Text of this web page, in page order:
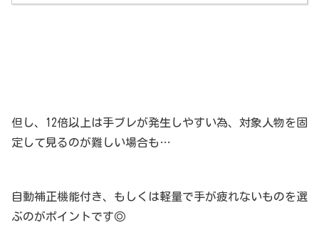
但し、12倍以上は手ブレが発生しやすい為、対象人物を固
定して見るのが難しい場合も…
自動補正機能付き、もしくは軽量で手が疲れないものを選
ぶのがポイントです◎